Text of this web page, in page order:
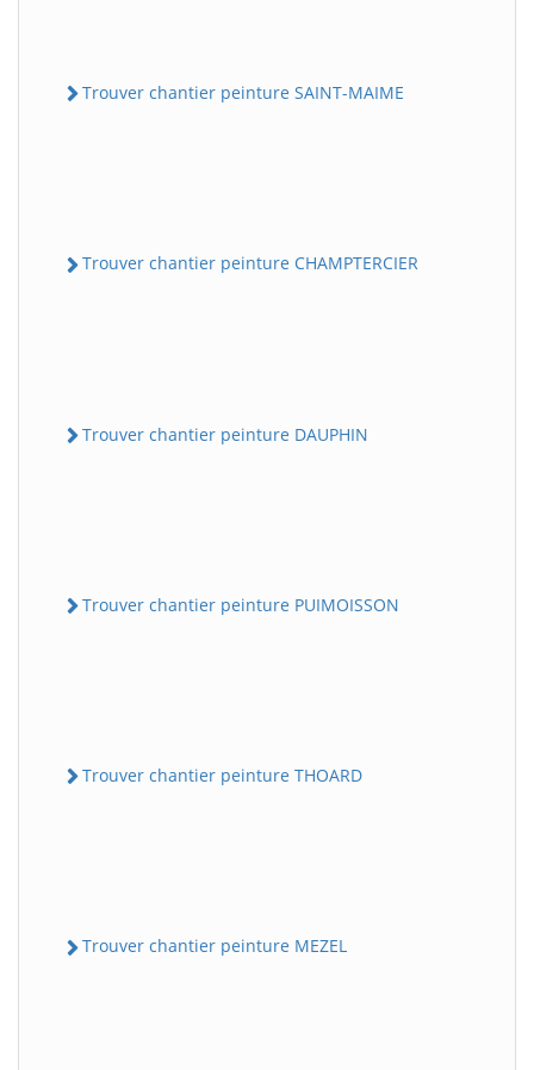
Trouver chantier peinture SAINT-MAIME
Trouver chantier peinture CHAMPTERCIER
Trouver chantier peinture DAUPHIN
Trouver chantier peinture PUIMOISSON
Trouver chantier peinture THOARD
Trouver chantier peinture MEZEL